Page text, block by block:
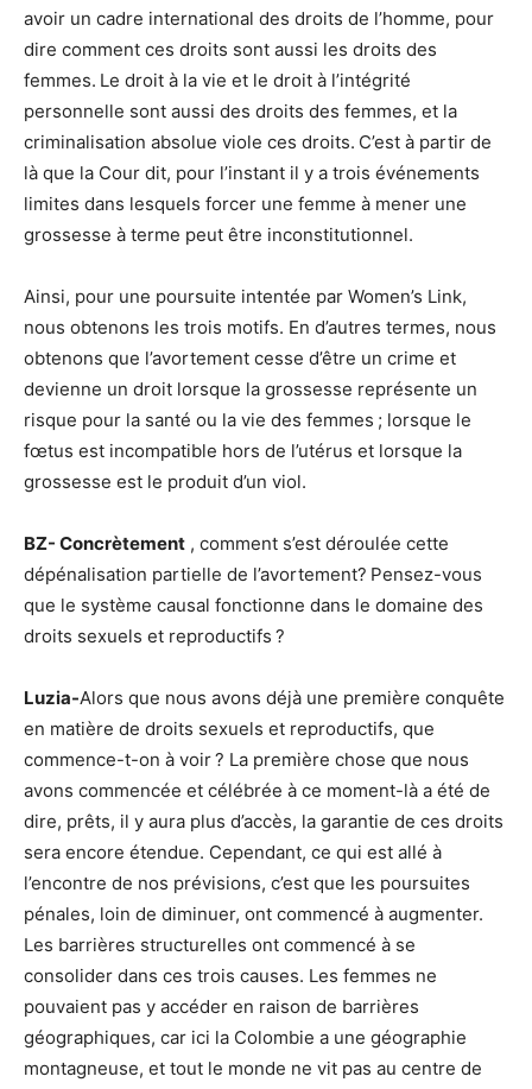
avoir un cadre international des droits de l’homme, pour
dire comment ces droits sont aussi les droits des
femmes. Le droit à la vie et le droit à l’intégrité
personnelle sont aussi des droits des femmes, et la
criminalisation absolue viole ces droits. C’est à partir de
là que la Cour dit, pour l’instant il y a trois événements
limites dans lesquels forcer une femme à mener une
grossesse à terme peut être inconstitutionnel.
Ainsi, pour une poursuite intentée par Women’s Link,
nous obtenons les trois motifs. En d’autres termes, nous
obtenons que l’avortement cesse d’être un crime et
devienne un droit lorsque la grossesse représente un
risque pour la santé ou la vie des femmes ; lorsque le
fœtus est incompatible hors de l’utérus et lorsque la
grossesse est le produit d’un viol.
BZ- Concrètement , comment s’est déroulée cette
dépénalisation partielle de l’avortement? Pensez-vous
que le système causal fonctionne dans le domaine des
droits sexuels et reproductifs ?
Luzia-Alors que nous avons déjà une première conquête
en matière de droits sexuels et reproductifs, que
commence-t-on à voir ? La première chose que nous
avons commencée et célébrée à ce moment-là a été de
dire, prêts, il y aura plus d’accès, la garantie de ces droits
sera encore étendue. Cependant, ce qui est allé à
l’encontre de nos prévisions, c’est que les poursuites
pénales, loin de diminuer, ont commencé à augmenter.
Les barrières structurelles ont commencé à se
consolider dans ces trois causes. Les femmes ne
pouvaient pas y accéder en raison de barrières
géographiques, car ici la Colombie a une géographie
montagneuse, et tout le monde ne vit pas au centre de